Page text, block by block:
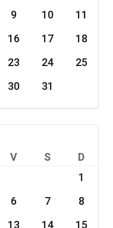
9 10
11
16 17
18
23 24
25
30 31
V S
D
1
6 7
8